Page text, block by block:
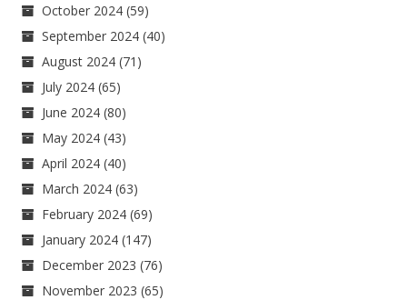
October 2024 (59)
September 2024 (40)
August 2024 (71)
July 2024 (65)
June 2024 (80)
May 2024 (43)
April 2024 (40)
March 2024 (63)
February 2024 (69)
January 2024 (147)
December 2023 (76)
November 2023 (65)